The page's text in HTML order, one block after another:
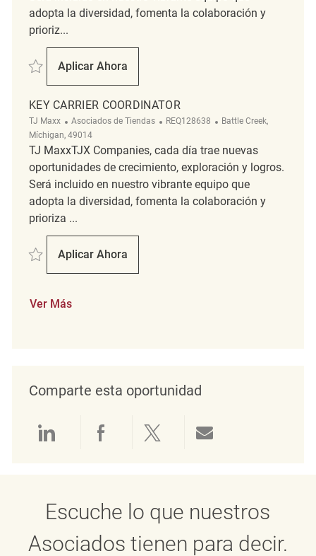
adopta la diversidad, fomenta la colaboración y
prioriz...
Salvar Key Carrier Coordinator REQ135752
Aplicar Ahora
Key Carrier Coordinator
KEY CARRIER COORDINATOR
TJ Maxx Categoría
Asociados de Tiendas ReqId
REQ128638 Ubicación
Battle Creek,
Míchigan, 49014
TJ MaxxTJX Companies, cada día trae nuevas
oportunidades de crecimiento, exploración y logros.
Será incluido en nuestro vibrante equipo que
adopta la diversidad, fomenta la colaboración y
prioriza ...
Salvar Key Carrier Coordinator REQ128638
Aplicar Ahora
Key Carrier Coordinator
Ver Más
Comparte esta oportunidad
Compartir a través de LinkedIn
Compartir a través de
Compartir a través
Escuche lo que nuestros
Asociados tienen para decir.